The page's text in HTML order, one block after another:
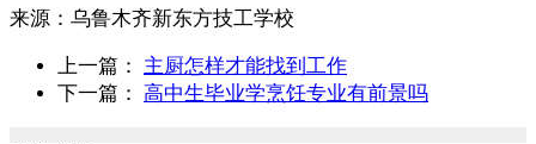
来源： 乌鲁木齐新东方技工学校
上一篇： 主厨怎样才能找到工作
下一篇： 高中生毕业学烹饪专业有前景吗